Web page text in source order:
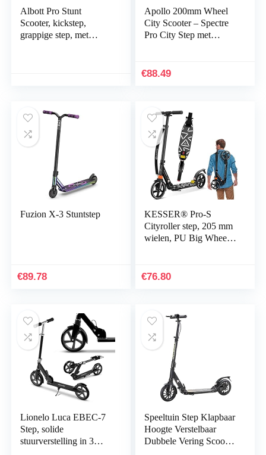
Albott Pro Stunt
Scooter, kickstep,
grappige step, met
Apollo 200mm Wheel
City Scooter – Spectre
Pro City Step met
Hoogte Verstelbaar –
€88.49
Fuzion X-3 Stuntstep
€89.78
KESSER® Pro-S
Cityroller step, 205 mm
wielen, PU Big Wheel –
hoogte…
€76.80
Lionelo Luca EBEC-7
Step, solide
stuurverstelling in 3
Speeltuin Step Klapbaar
Hoogte Verstelbaar
Dubbele Vering Scooter